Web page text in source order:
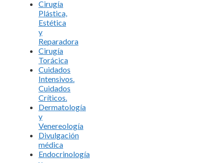
Cirugía
Plástica,
Estética
y
Reparadora
Cirugía
Torácica
Cuidados
Intensivos.
Cuidados
Críticos.
Dermatología
y
Venereología
Divulgación
médica
Endocrinología